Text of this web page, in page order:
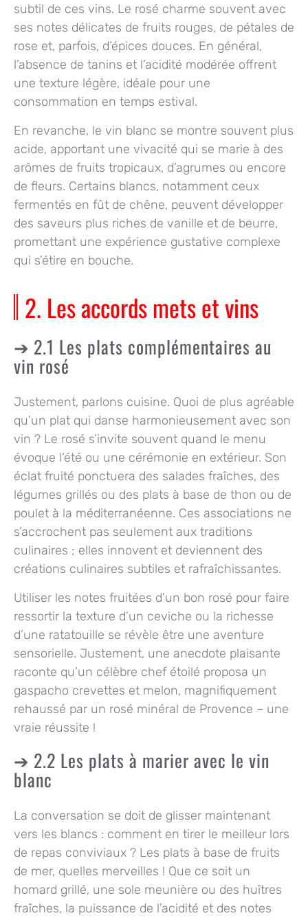
subtil de ces vins. Le rosé charme souvent avec
ses notes délicates de fruits rouges, de pétales de
rose et, parfois, d’épices douces. En général,
l’absence de tanins et l’acidité modérée offrent
une texture légère, idéale pour une
consommation en temps estival.
En revanche, le vin blanc se montre souvent plus
acide, apportant une vivacité qui se marie à des
arômes de fruits tropicaux, d’agrumes ou encore
de fleurs. Certains blancs, notamment ceux
fermentés en fût de chêne, peuvent développer
des saveurs plus riches de vanille et de beurre,
promettant une expérience gustative complexe
qui s’étire en bouche.
2. Les accords mets et vins
2.1 Les plats complémentaires au
vin rosé
Justement, parlons cuisine. Quoi de plus agréable
qu’un plat qui danse harmonieusement avec son
vin ? Le rosé s’invite souvent quand le menu
évoque l’été ou une cérémonie en extérieur. Son
éclat fruité ponctuera des salades fraîches, des
légumes grillés ou des plats à base de thon ou de
poulet à la méditerranéenne. Ces associations ne
s’accrochent pas seulement aux traditions
culinaires ; elles innovent et deviennent des
créations culinaires subtiles et rafraîchissantes.
Utiliser les notes fruitées d’un bon rosé pour faire
ressortir la texture d’un ceviche ou la richesse
d’une ratatouille se révèle être une aventure
sensorielle. Justement, une anecdote plaisante
raconte qu’un célèbre chef étoilé proposa un
gaspacho crevettes et melon, magnifiquement
rehaussé par un rosé minéral de Provence – une
vraie réussite !
2.2 Les plats à marier avec le vin
blanc
La conversation se doit de glisser maintenant
vers les blancs : comment en tirer le meilleur lors
de repas conviviaux ? Les plats à base de fruits
de mer, quelles merveilles ! Que ce soit un
homard grillé, une sole meunière ou des huîtres
fraîches, la puissance de l’acidité et des notes